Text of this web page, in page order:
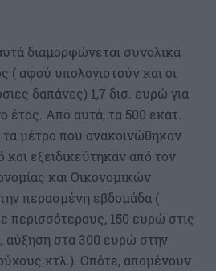
διαμορφώνεται συνολικά
( αφού υπολογιστούν και οι
δαπάνες) 1,7 δισ. ευρώ για
έτος. Από αυτά, τα 500 εκατ.
μέτρα που ανακοινώθηκαν
εξειδικεύτηκαν από τον
και Οικονομικών
περασμένη εβδομάδα (
περισσότερους, 150 ευρώ στις
αύξηση στα 300 ευρώ στην
κτλ.). Οπότε, απομένουν